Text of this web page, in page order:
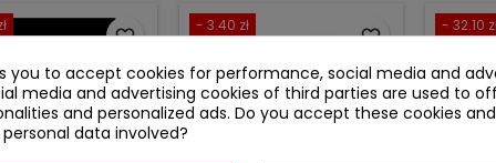
favorite_border
- 3.40 zł
favorite_border
- 32.10
you to accept cookies for performance, social media and
media and advertising cookies of third parties are used to
and personalized ads. Do you accept these cookies
data involved?